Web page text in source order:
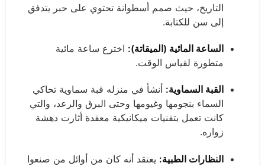
التاريخ، حيث صمم أسطوانة تحتوي على حبر يتدفق
إلى سن للكتابة.
الساعة المائية (الميقاتة): اخترع ساعة مائية
متطورة لقياس الوقت.
القبة السماوية: أنشأ في منزله قبة سماوية تحاكي
السماء بنجومها وغيومها وحتى البرق والرعد، والتي
كانت تعمل بتقنيات ميكانيكية معقدة أثارت دهشة
زواره.
النظارات الطبية: يعتقد أنه كان من أوائل من صنعوا